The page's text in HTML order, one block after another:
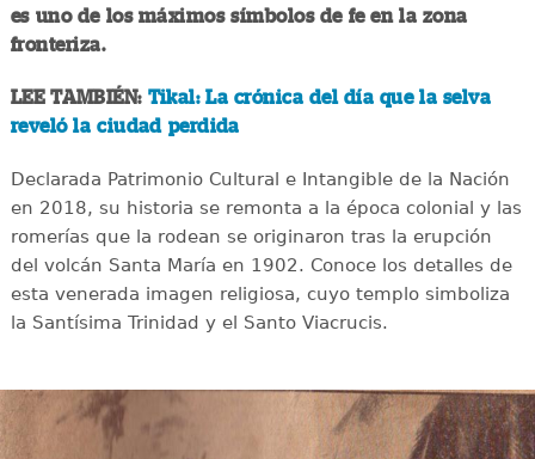
es uno de los máximos símbolos de fe en la zona
fronteriza.
LEE TAMBIÉN:Tikal: La crónica del día que la selva
reveló la ciudad perdida
Declarada Patrimonio Cultural e Intangible de la Nación
en 2018, su historia se remonta a la época colonial y las
romerías que la rodean se originaron tras la erupción
del volcán Santa María en 1902. Conoce los detalles de
esta venerada imagen religiosa, cuyo templo simboliza
la Santísima Trinidad y el Santo Viacrucis.